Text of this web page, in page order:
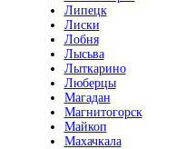
Липецк
Лиски
Лобня
Лысьва
Лыткарино
Люберцы
Магадан
Магнитогорск
Майкоп
Махачкала